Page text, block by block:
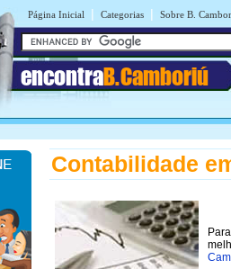
Página Inicial | Categorias | Sobre B.
encontraB.Camboriú
Contabilidade